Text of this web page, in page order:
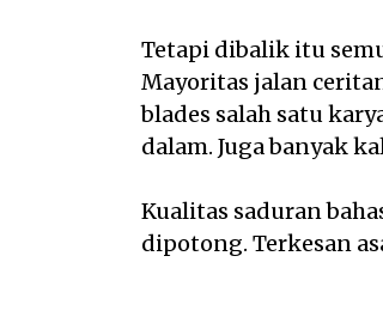
Tetapi dibalik itu
Mayoritas jalan
blades salah satu
dalam. Juga banyak
Kualitas saduran
dipotong. Terkesan